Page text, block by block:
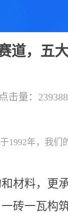
道，五
击量：
1992年，我们
材料，更
砖一瓦构